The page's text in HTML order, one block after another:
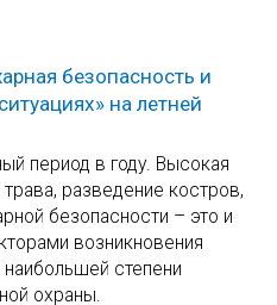
безопасность и
на летней
период в году. Высокая
разведение костров,
безопасности – это и
возникновения
степени
охраны.